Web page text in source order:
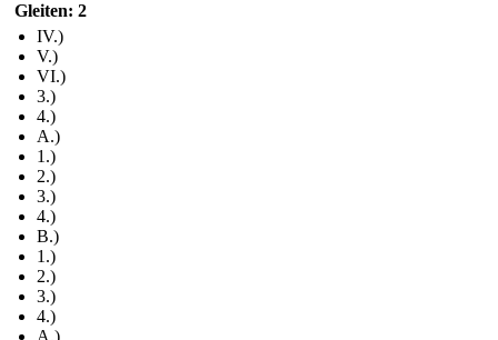
Gleiten: 2
IV.)
V.)
VI.)
3.)
4.)
A.)
1.)
2.)
3.)
4.)
B.)
1.)
2.)
3.)
4.)